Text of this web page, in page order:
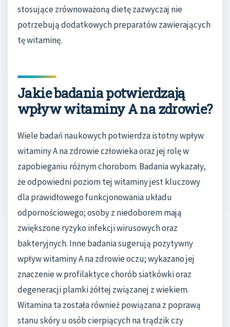
stosujące zrównoważoną dietę zazwyczaj nie
potrzebują dodatkowych preparatów zawierających
tę witaminę.
Jakie badania potwierdzają
wpływ witaminy A na zdrowie?
Wiele badań naukowych potwierdza istotny wpływ
witaminy A na zdrowie człowieka oraz jej rolę w
zapobieganiu różnym chorobom. Badania wykazały,
że odpowiedni poziom tej witaminy jest kluczowy
dla prawidłowego funkcjonowania układu
odpornościowego; osoby z niedoborem mają
zwiększone ryzyko infekcji wirusowych oraz
bakteryjnych. Inne badania sugerują pozytywny
wpływ witaminy A na zdrowie oczu; wykazano jej
znaczenie w profilaktyce chorób siatkówki oraz
degeneracji plamki żółtej związanej z wiekiem.
Witamina ta została również powiązana z poprawą
stanu skóry u osób cierpiących na trądzik czy